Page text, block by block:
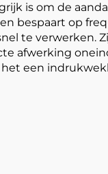
is om de
bespaart op
te verwerken.
afwerking
een